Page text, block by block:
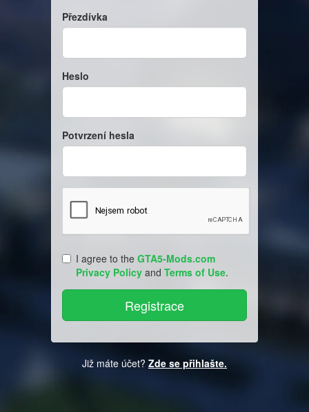
Přezdívka
Heslo
Potvrzení hesla
I agree to the GTA5-Mods.com
Privacy Policy and Terms of Use.
Již máte účet? Zde se přihlašte.